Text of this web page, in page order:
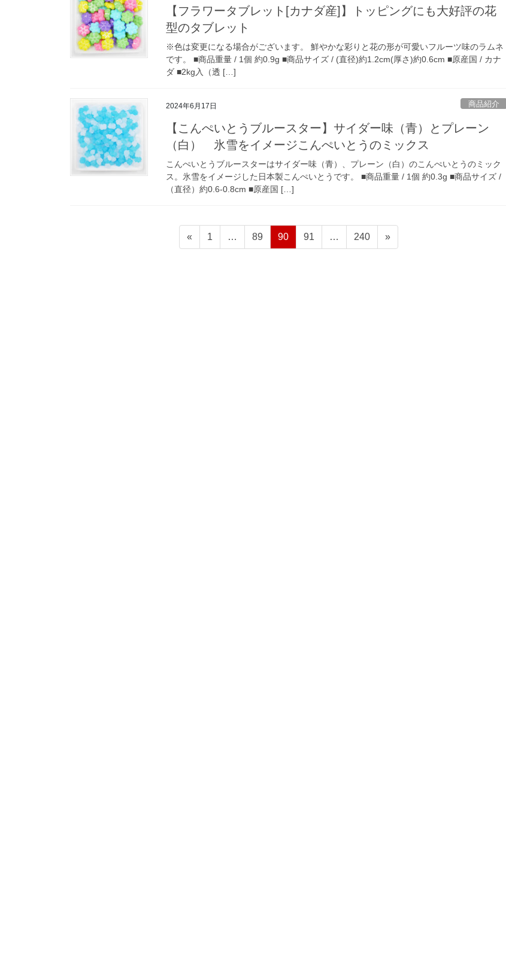
【フラワータブレット[カナダ産]】トッピングにも大好評の花
型のタブレット
※色は変更になる場合がございます。 鮮やかな彩りと花の形が可愛いフルーツ味のラムネ
です。 ■商品重量 / 1個 約0.9g ■商品サイズ / (直径)約1.2cm(厚さ)約0.6cm ■原産国 / カナ
ダ ■2kg入（透 […]
2024年6月17日 商品紹介
【こんぺいとうブルースター】サイダー味（青）とプレーン
（白） 氷雪をイメージこんぺいとうのミックス
こんぺいとうブルースターはサイダー味（青）、プレーン（白）のこんぺいとうのミック
ス。氷雪をイメージした日本製こんぺいとうです。 ■商品重量 / 1個 約0.3g ■商品サイズ /
（直径）約0.6-0.8cm ■原産国 […]
«
固
定
1 …
固
定
89
固
定
90
固
定
91 …
固
定
240 »